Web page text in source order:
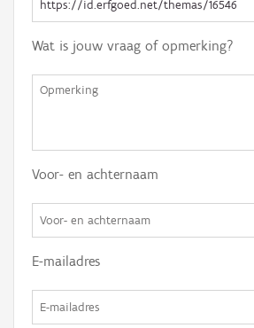
Wat is jouw vraag of opmerking?
Voor- en achternaam
E-mailadres